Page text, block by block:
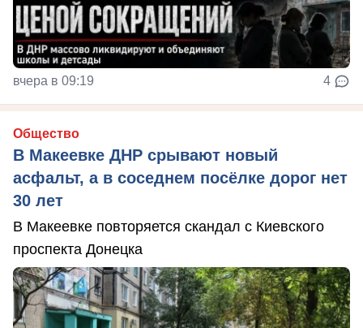
вчера в 09:19 4
Общество
В Макеевке ДНР срывают новый
асфальт, а в соседнем посёлке дорог нет
30 лет
В Макеевке повторяется скандал с Киевского
проспекта Донецка